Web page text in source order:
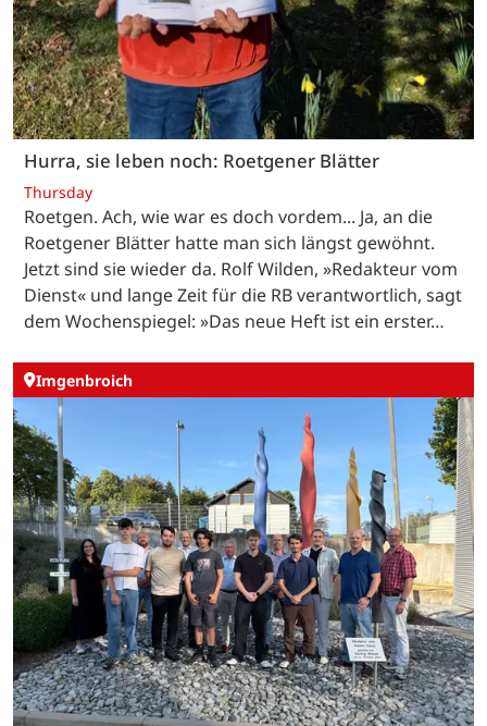
Hurra, sie leben noch: Roetgener Blätter
Thursday
Roetgen. Ach, wie war es doch vordem... Ja, an die
Roetgener Blätter hatte man sich längst gewöhnt.
Jetzt sind sie wieder da. Rolf Wilden, »Redakteur vom
Dienst« und lange Zeit für die RB verantwortlich, sagt
dem Wochenspiegel: »Das neue Heft ist ein erster…
Imgenbroich